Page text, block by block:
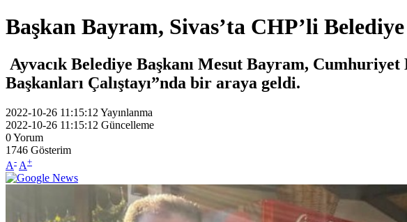
Başkan Bayram, Sivas’ta CHP’li
Ayvacık Belediye Başkanı Mesut Bayram,
Başkanları Çalıştayı”nda bir araya geldi.
2022-10-26 11:15:12 Yayınlanma
2022-10-26 11:15:12 Güncelleme
0Yorum
1746 Gösterim
A- A+